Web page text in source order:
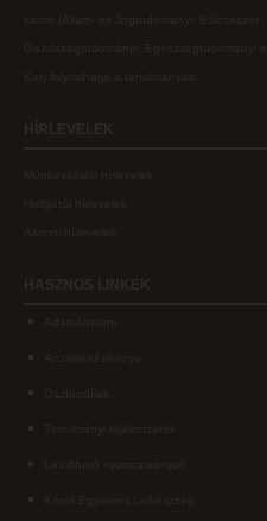
karon ( Állam- és Jogtudományi;
Gazdaságtudományi, Egészségtudományi
Kar ) folytathatja a tanulmányait.
HÍRLEVELEK
Munkavállalói hírlevelek
Hallgatói hírlevelek
Alumni hírlevelek
HASZNOS LINKEK
Adatvédelem
Arculati kézikönyv
Ösztöndíjak
Tanulmányi tájékoztatók
Letölthető nyomtatványok
Károli Egyetemi Lelkészség